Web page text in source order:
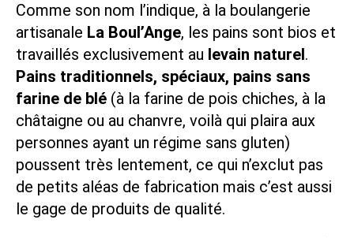
Comme son nom l’indique, à la boulangerie
artisanale La Boul’Ange, les pains sont bios et
travaillés exclusivement au levain naturel.
Pains traditionnels, spéciaux, pains sans
farine de blé (à la farine de pois chiches, à la
châtaigne ou au chanvre, voilà qui plaira aux
personnes ayant un régime sans gluten)
poussent très lentement, ce qui n’exclut pas
de petits aléas de fabrication mais c’est aussi
le gage de produits de qualité.